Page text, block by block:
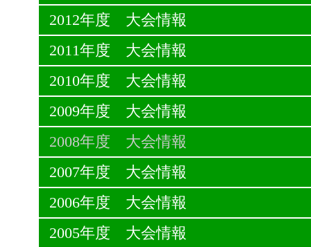
2012年度 大会情報
2011年度 大会情報
2010年度 大会情報
2009年度 大会情報
2008年度 大会情報
2007年度 大会情報
2006年度 大会情報
2005年度 大会情報